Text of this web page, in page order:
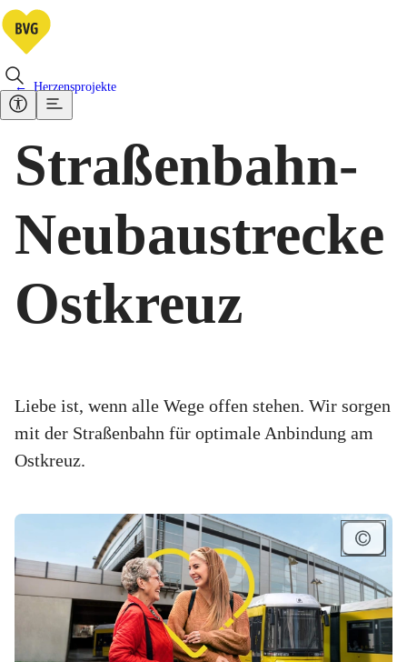
Herzensprojekte
Straßenbahn-
Neubaustrecke
Ostkreuz
Liebe ist, wenn alle Wege offen stehen. Wir sorgen
mit der Straßenbahn für optimale Anbindung am
Ostkreuz.